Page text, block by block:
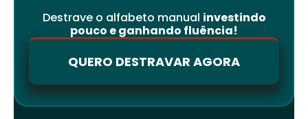
Destrave o alfabeto manual investindo
pouco e ganhando fluência!
QUERO DESTRAVAR AGORA